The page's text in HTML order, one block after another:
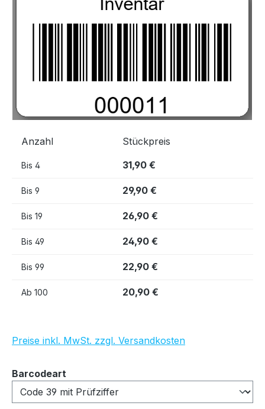
Anzahl Stückpreis
Bis 4 31,90 €
Bis 9 29,90 €
Bis 19 26,90 €
Bis 49 24,90 €
Bis 99 22,90 €
Ab 100 20,90 €
Preise inkl. MwSt. zzgl. Versandkosten
Barcodeart